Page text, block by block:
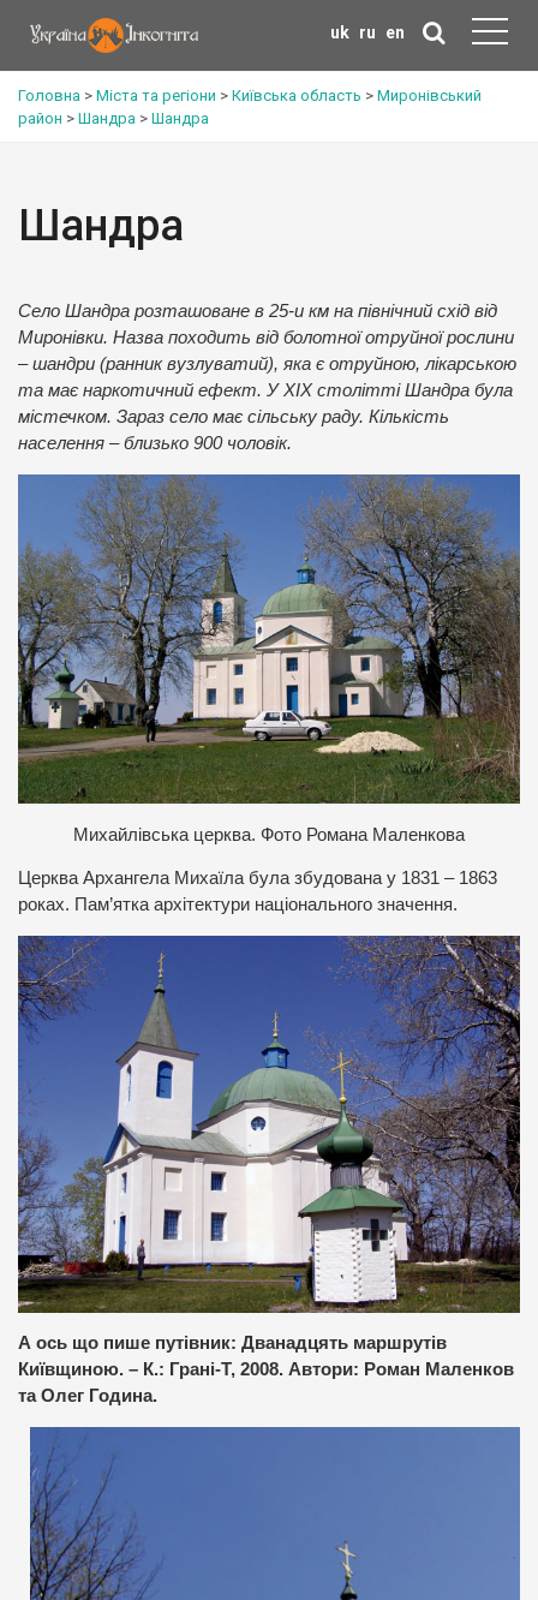
uk ru en
Головна > Міста та регіони > Київська область > Миронівський
район > Шандра > Шандра
Шандра
Село Шандра розташоване в 25-и км на північний схід від
Миронівки. Назва походить від болотної отруйної рослини
– шандри (ранник вузлуватий), яка є отруйною, лікарською
та має наркотичний ефект. У ХІХ столітті Шандра була
містечком. Зараз село має сільську раду. Кількість
населення – близько 900 чоловік.
Михайлівська церква. Фото Романа Маленкова
Церква Архангела Михаїла була збудована у 1831 – 1863
роках. Пам’ятка архітектури національного значення.
А ось що пише путівник: Дванадцять маршрутів
Київщиною. – К.: Грані-Т, 2008. Автори: Роман Маленков
та Олег Година.